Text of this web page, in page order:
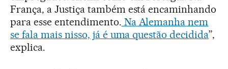
França, a Justiça também está encaminhando
para esse entendimento. Na Alemanha nem
se fala mais nisso, já é uma questão decidida”,
explica.